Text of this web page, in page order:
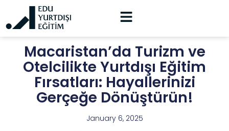
Macaristan’da Turizm ve
Otelcilikte Yurtdışı Eğitim
Fırsatları: Hayallerinizi
Gerçeğe Dönüştürün!
January 6, 2025